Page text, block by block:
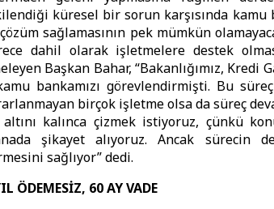
küresel bir sorun karşısında kamu
sağlamasının pek mümkün
dahil olarak işletmelere destek
Başkan Bahar, “Bakanlığımız,
bankamızı görevlendirmişti. Bu
birçok işletme olsa da süreç
kalınca çizmek istiyoruz, çünkü
şikayet alıyoruz. Ancak sürecin
sağlıyor” dedi.
ÖDEMESİZ, 60 AY VADE